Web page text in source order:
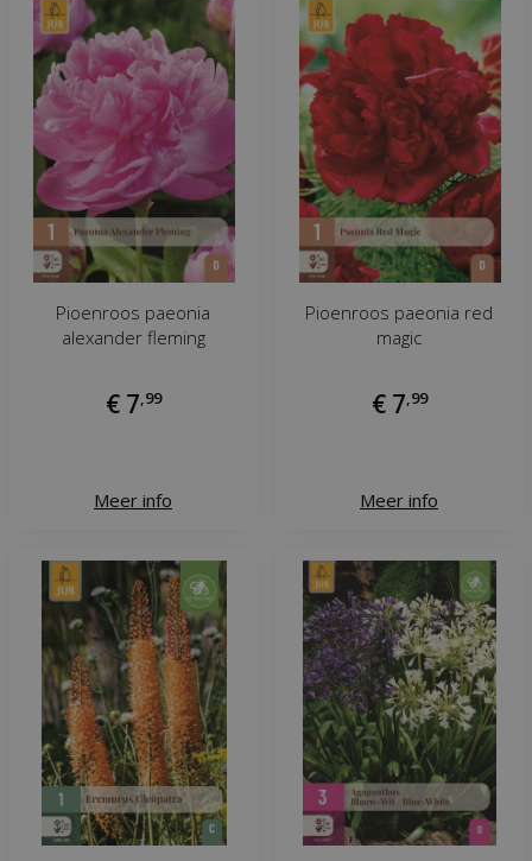
Pioenroos paeonia
alexander fleming
€ 7 99
Meer info
Pioenroos paeonia red
magic
€ 7 99
Meer info